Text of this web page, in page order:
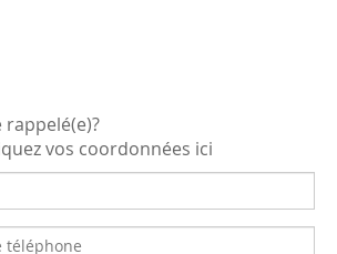
vos coordonnées ici